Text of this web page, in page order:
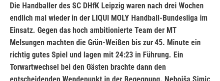
Die Handballer des SC DHfK Leipzig waren nach drei Wochen
endlich mal wieder in der LIQUI MOLY Handball-Bundesliga im
Einsatz. Gegen das hoch ambitionierte Team der MT
Melsungen machten die Grün-Weißen bis zur 45. Minute ein
richtig gutes Spiel und lagen mit 24:23 in Führung. Ein
Torwartwechsel bei den Gästen brachte dann den